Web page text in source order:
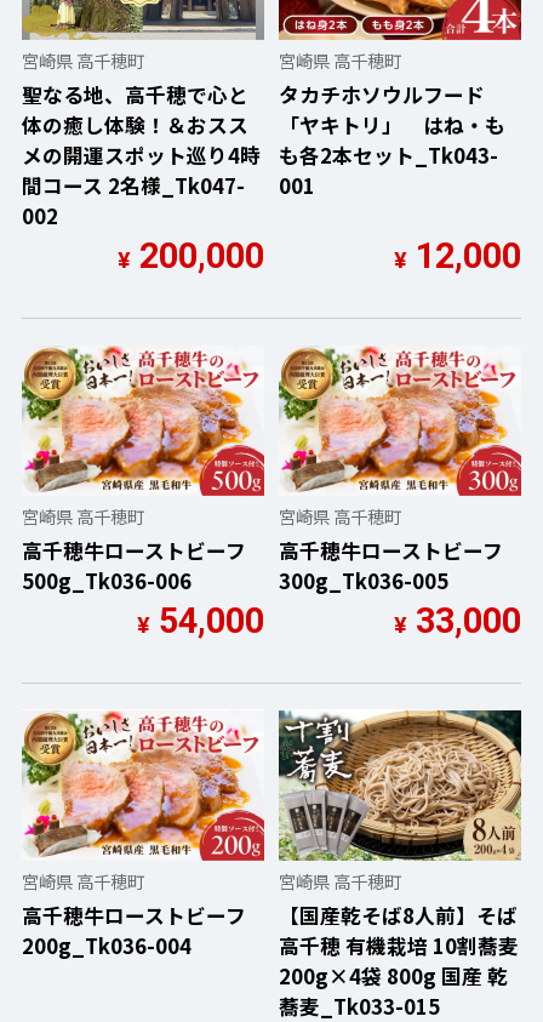
宮崎県 高千穂町
聖なる地、高千穂で心と
体の癒し体験！＆おスス
メの開運スポット巡り4時
間コース 2名様_Tk047-
002
¥200,000
宮崎県 高千穂町
タカチホソウルフード
「ヤキトリ」 はね・も
も各2本セット_Tk043-
001
¥12,000
宮崎県 高千穂町
高千穂牛ローストビーフ
500g_Tk036-006
¥54,000
宮崎県 高千穂町
高千穂牛ローストビーフ
300g_Tk036-005
¥33,000
宮崎県 高千穂町
高千穂牛ローストビーフ
200g_Tk036-004
宮崎県 高千穂町
【国産乾そば8人前】そば
高千穂 有機栽培 10割蕎麦
200g×4袋 800g 国産 乾
蕎麦_Tk033-015